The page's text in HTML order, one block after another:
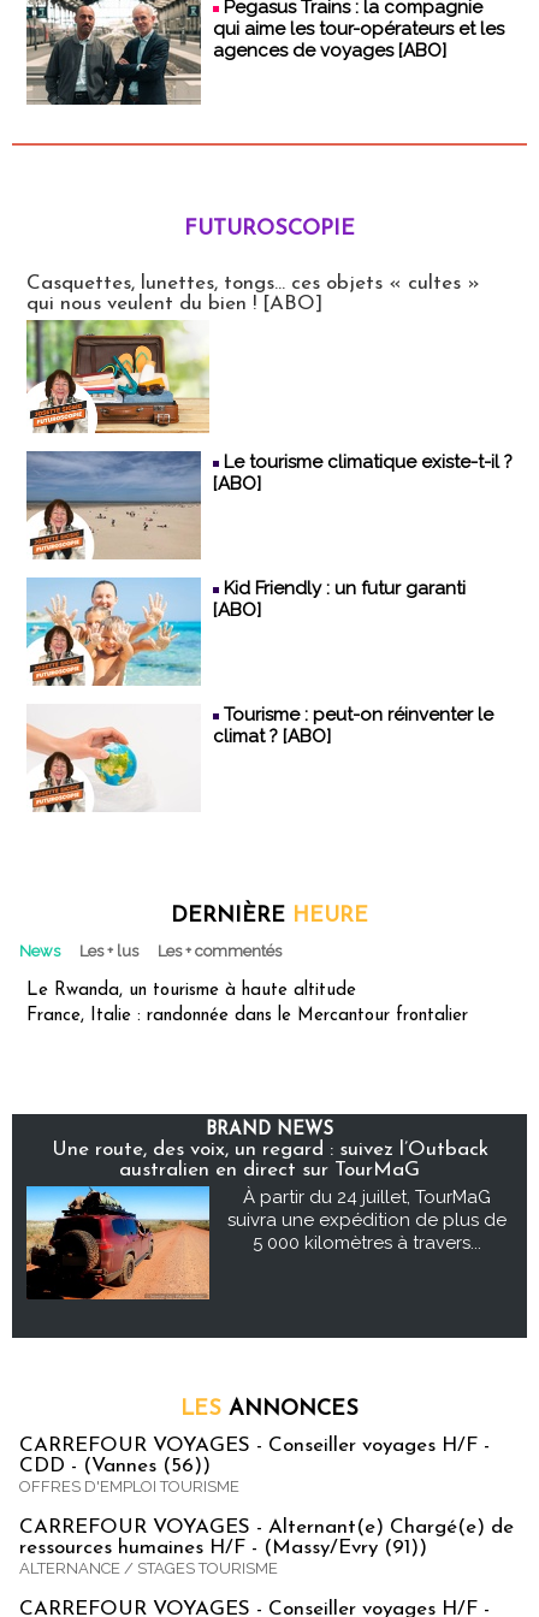
Pegasus Trains : la compagnie
qui aime les tour-opérateurs et les
agences de voyages [ABO]
FUTUROSCOPIE
Casquettes, lunettes, tongs... ces objets « cultes »
qui nous veulent du bien ! [ABO]
Le tourisme climatique existe-t-il ?
[ABO]
Kid Friendly : un futur garanti
[ABO]
Tourisme : peut-on réinventer le
climat ? [ABO]
DERNIÈRE HEURE
News Les + lus Les + commentés
Le Rwanda, un tourisme à haute altitude
France, Italie : randonnée dans le Mercantour frontalier
BRAND NEWS
Une route, des voix, un regard : suivez l’Outback
australien en direct sur TourMaG
À partir du 24 juillet, TourMaG
suivra une expédition de plus de
5 000 kilomètres à travers...
LES ANNONCES
CARREFOUR VOYAGES - Conseiller voyages H/F -
CDD - (Vannes (56))
OFFRES D'EMPLOI TOURISME
CARREFOUR VOYAGES - Alternant(e) Chargé(e) de
ressources humaines H/F - (Massy/Evry (91))
ALTERNANCE / STAGES TOURISME
CARREFOUR VOYAGES - Conseiller voyages H/F -